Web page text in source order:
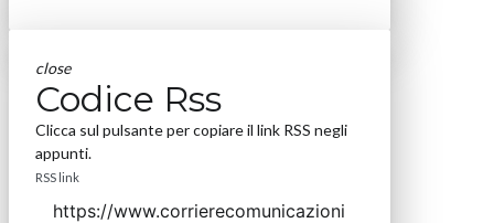
close
Codice Rss
Clicca sul pulsante per copiare il link RSS negli
appunti.
RSS link